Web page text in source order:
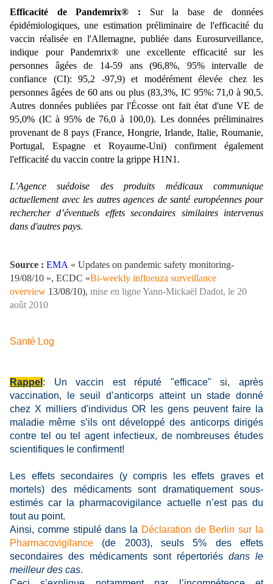
Efficacité de Pandemrix® :
Sur la base de données
épidémiologiques, une estimation préliminaire de l'efficacité du
vaccin réalisée en l'Allemagne, publiée dans Eurosurveillance,
indique pour Pandemrix® une excellente efficacité sur les
personnes âgées de 14-59 ans (96,8%, 95% intervalle de
confiance (CI): 95,2 -97,9) et modérément élevée chez les
personnes âgées de 60 ans ou plus (83,3%, IC 95%: 71,0 à 90,5.
Autres données publiées par l'Écosse ont fait état d'une VE de
95,0% (IC à 95% de 76,0 à 100,0). Les données préliminaires
provenant de 8 pays (France, Hongrie, Irlande, Italie, Roumanie,
Portugal, Espagne et Royaume-Uni) confirment également
l'efficacité du vaccin contre la grippe H1N1.
L’Agence suédoise des produits médicaux communique
actuellement avec les autres agences de santé européennes pour
rechercher d’éventuels effets secondaires similaires intervenus
dans d'autres pays.
Source : EMA « Updates on pandemic safety monitoring-
19/08/10 », ECDC «Bi-weekly influenza surveillance
overview 13/08/10), mise en ligne Yann-Mickaël Dadot, le 20
août 2010
Santé Log
Rappel : Un vaccin est réputé "efficace" si, après
vaccination, le seuil d’anticorps atteint un stade donné
chez X milliers d'individus OR les gens peuvent faire la
maladie même s’ils ont développé des anticorps dirigés
contre tel ou tel agent infectieux, de nombreuses études
scientifiques le confirment!
Les effets secondaires (y compris les effets graves et
mortels) des médicaments sont dramatiquement sous-
estimés car la pharmacovigilance actuelle n’est pas du
tout au point.
Ainsi, comme stipulé dans la Déclaration de Berlin sur la
Pharmacovigilance (de 2003), seuls 5% des effets
secondaires des médicaments sont répertoriés dans le
meilleur des cas.